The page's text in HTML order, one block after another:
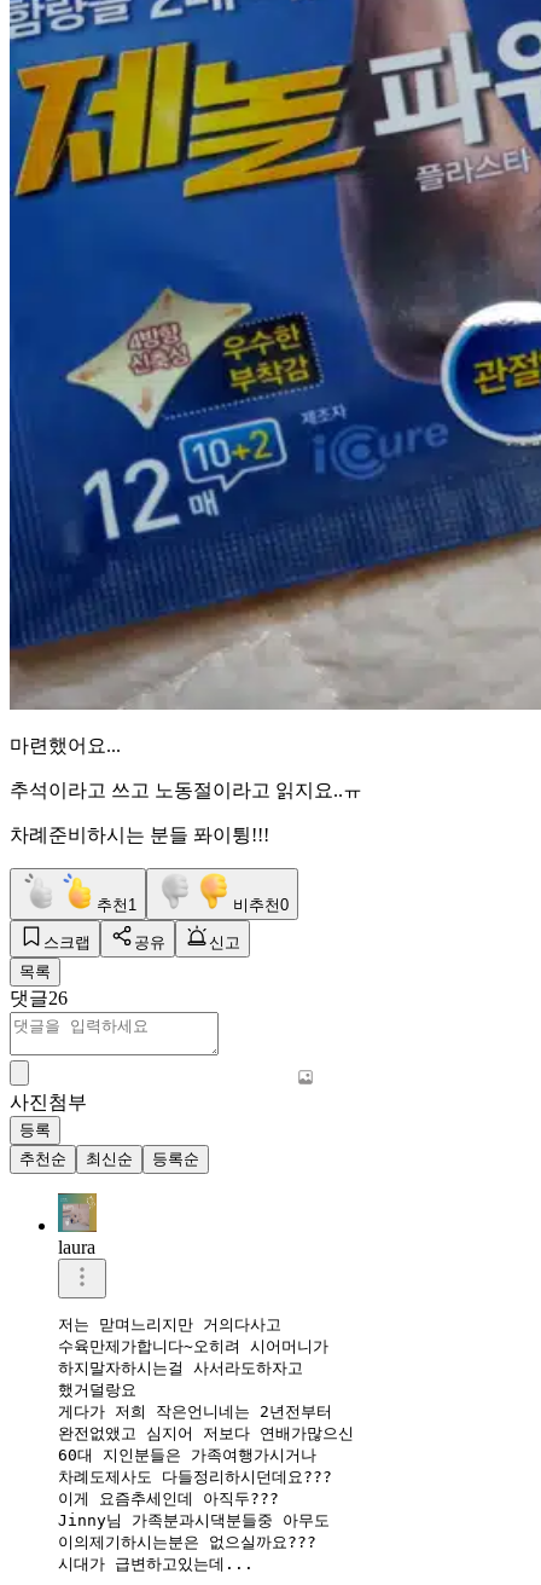
마련했어요...
추석이라고 쓰고 노동절이라고 읽지요..ㅠ
차례준비하시는 분들 퐈이튕!!!
추천 1 비추천0
스크랩 공유
신고
목록
댓글26
사진첨부
등록
추천순
최신순 등록순
laura
저는 맏며느리지만 거의다사고
수육만제가합니다~오히려 시어머니가
하지말자하시는걸 사서라도하자고
했거덜랑요
게다가 저희 작은언니네는 2년전부터
완전없앴고 심지어 저보다 연배가많으신
60대 지인분들은 가족여행가시거나
차례도제사도 다들정리하시던데요???
이게 요즘추세인데 아직두???
Jinny님 가족분과시댁분들중 아무도
이의제기하시는분은 없으실까요???
시대가 급변하고있는데...